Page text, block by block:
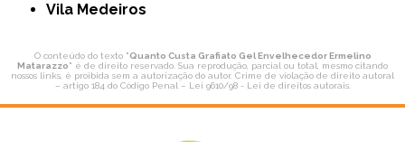
Vila Medeiros
O conteúdo do texto "Quanto Custa Grafiato Gel Envelhecedor Ermelino
Matarazzo" é de direito reservado. Sua reprodução, parcial ou total, mesmo citando
nossos links, é proibida sem a autorização do autor. Crime de violação de direito autoral
– artigo 184 do Código Penal – Lei 9610/98 - Lei de direitos autorais.